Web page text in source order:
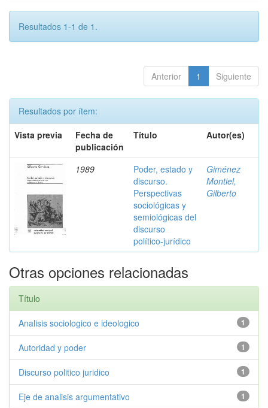
Resultados 1-1 de 1.
Anterior 1 Siguiente
Resultados por ítem:
Vista previa
Fecha de
publicación
Título Autor(es)
1989
Poder, estado y
discurso.
Perspectivas
sociológicas y
semiológicas del
discurso
político-jurídico
Giménez
Montiel,
Gilberto
Otras opciones relacionadas
Título
1
Analisis sociologico e ideologico
1
Autoridad y poder
1
Discurso politico juridico
1
Eje de analisis argumentativo